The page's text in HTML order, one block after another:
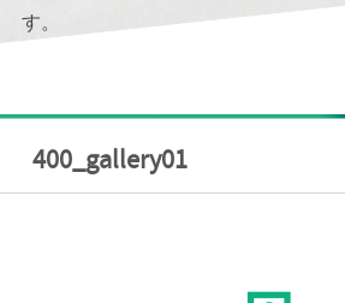
す。
400_gallery01